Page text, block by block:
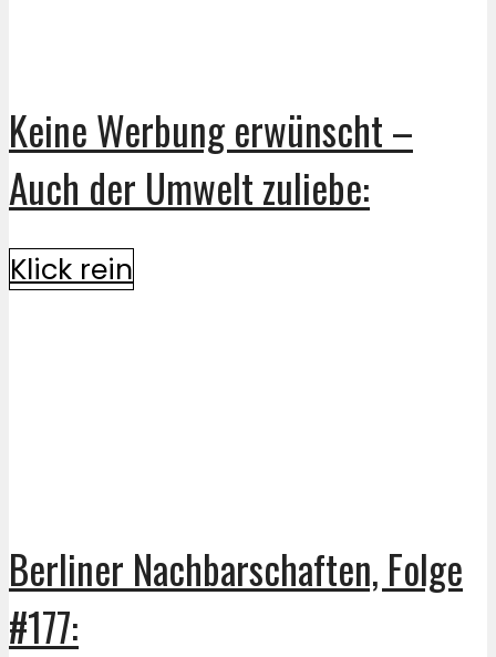
Keine Werbung erwünscht –
Auch der Umwelt zuliebe:
Klick rein
Berliner Nachbarschaften, Folge
#177: